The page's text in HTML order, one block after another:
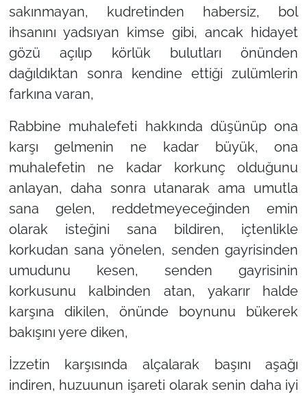
sakınmayan, kudretinden habersiz, bol
ihsanını yadsıyan kimse gibi, ancak hidayet
gözü açılıp körlük bulutları önünden
dağıldıktan sonra kendine ettiği zulümlerin
farkına varan,
Rabbine muhalefeti hakkında düşünüp ona
karşı gelmenin ne kadar büyük, ona
muhalefetin ne kadar korkunç olduğunu
anlayan, daha sonra utanarak ama umutla
sana gelen, reddetmeyeceğinden emin
olarak isteğini sana bildiren, içtenlikle
korkudan sana yönelen, senden gayrisinden
umudunu kesen, senden gayrisinin
korkusunu kalbinden atan, yakarır halde
karşına dikilen, önünde boynunu bükerek
bakışını yere diken,
İzzetin karşısında alçalarak başını aşağı
indiren, huzuunun işareti olarak senin daha iyi